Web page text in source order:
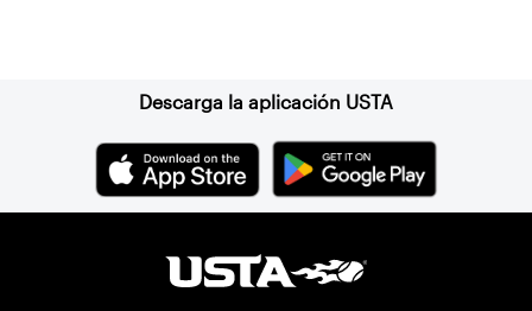
Descarga la aplicación USTA